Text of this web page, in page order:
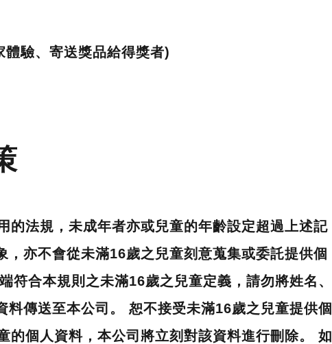
驗、寄送獎品給得獎者)
的法規，未成年者亦或兒童的年齡設定超過上述記
亦不會從未滿16歲之兒童刻意蒐集或委託提供個
符合本規則之未滿16歲之兒童定義，請勿將姓名、
傳送至本公司。 恕不接受未滿16歲之兒童提供個
的個人資料，本公司將立刻對該資料進行刪除。 如